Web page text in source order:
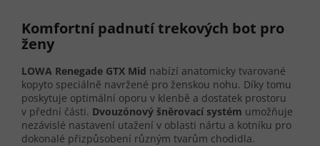
Komfortní padnutí trekových bot pro
ženy
LOWA Renegade GTX Mid nabízí anatomicky tvarované
kopyto speciálně navržené pro ženskou nohu. Díky tomu
poskytuje optimální oporu v klenbě a dostatek prostoru
v přední části. Dvouzónový šněrovací systém umožňuje
nezávislé nastavení utažení v oblasti nártu a kotníku pro
dokonalé přizpůsobení různým tvarům chodidla.